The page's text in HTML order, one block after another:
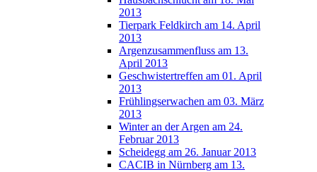
2013
Tierpark Feldkirch am 14. April
2013
Argenzusammenfluss am 13.
April 2013
Geschwistertreffen am 01. April
2013
Frühlingserwachen am 03. März
2013
Winter an der Argen am 24.
Februar 2013
Scheidegg am 26. Januar 2013
CACIB in Nürnberg am 13.